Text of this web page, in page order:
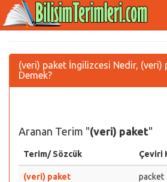
(veri) paket İngilizcesi Nedir, (veri)
Demek?
Aranan Terim "(veri) paket"
Terim/ Sözcük Çeviri
(veri) paket packet